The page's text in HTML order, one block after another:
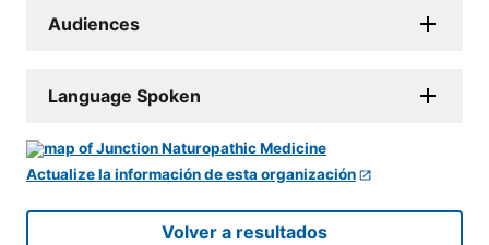
Audiences
Language Spoken
Actualize la información de esta organización
Volver a resultados